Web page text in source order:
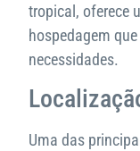
tropical, oferece
hospedagem
necessidades.
Uma das